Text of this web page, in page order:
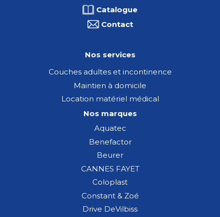
Catalogue
Contact
Nos services
Couches adultes et incontinence
Maintien à domicile
Location matériel médical
Nos marques
Aquatec
Benefactor
Beurer
CANNES FAYET
Coloplast
Constant & Zoé
Drive DeVilbiss